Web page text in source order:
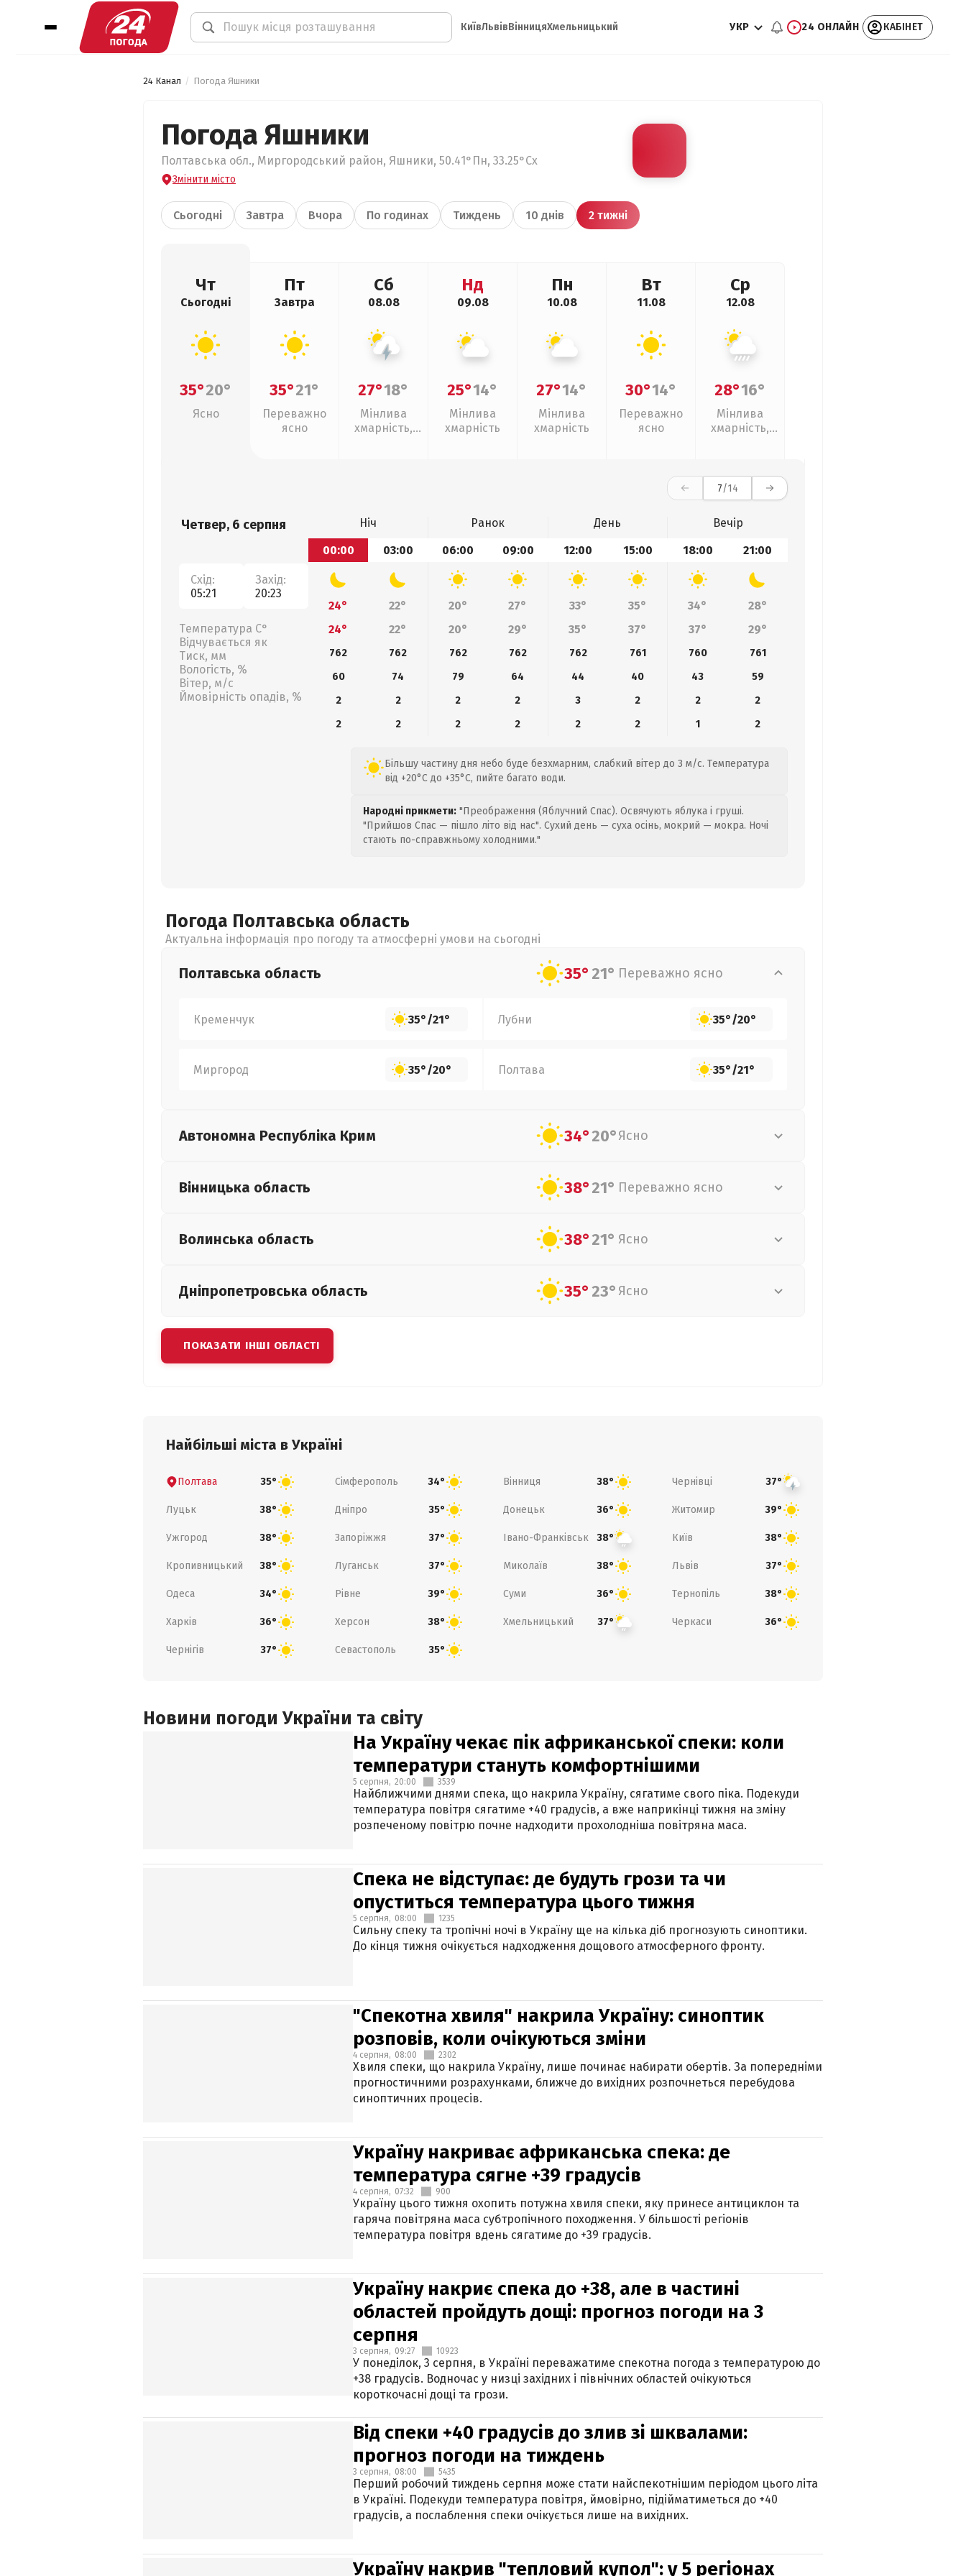
КиївЛьвівВінницяХмельницький УКР 24 ОНЛАЙН КАБІНЕТ
24 Канал Погода Яшники
Погода Яшники
Полтавська обл., Миргородський район, Яшники, 50.41°Пн, 33.25°Сх
Змінити місто
Сьогодні Завтра Вчора По годинах Тиждень 10 днів 2 тижні
Чт
Сьогодні
35°20°
Ясно
Пт
Завтра
35°21°
Переважно
ясно
Сб
08.08
27°18°
Мінлива
хмарність,
Нд
09.08
25°14°
Мінлива
хмарність
Пн
10.08
27°14°
Мінлива
хмарність
Вт
11.08
30°14°
Переважно
ясно
Ср
12.08
28°16°
Мінлива
хмарність,
7/14
Четвер, 6 серпня
Схід:
05:21
Захід:
20:23
Температура С°
Відчувається як
Тиск, мм
Вологість, %
Вітер, м/с
Ймовірність опадів, %
Ніч Ранок День
Вечір
00:00
03:00 06:00 09:00 12:00 15:00 18:00 21:00
24° 22° 20° 27° 33° 35° 34°
28°
24°
22° 20° 29° 35° 37° 37° 29°
762 762 762 762 762 761 760
761
60
74 79 64 44 40 43
59
2
2 2 2 3 2 2
2
2
2 2 2 2 2 1 2
Більшу частину дня небо буде безхмарним, слабкий вітер до 3 м/с. Температура
від +20°C до +35°C, пийте багато води.
Народні прикмети: "Преображення (Яблучний Спас). Освячують яблука і груші.
"Прийшов Спас — пішло літо від нас". Сухий день — суха осінь, мокрий — мокра. Ночі
стають по-справжньому холодними."
Погода Полтавська область
Актуальна інформація про погоду та атмосферні умови на сьогодні
Полтавська область 35°21° Переважно ясно
Кременчук 35°/21° Лубни 35°/20°
Миргород 35°/20° Полтава 35°/21°
Автономна Республіка Крим 34°20°Ясно
Вінницька область 38°21° Переважно ясно
Волинська область 38°21° Ясно
Дніпропетровська область 35°23° Ясно
ПОКАЗАТИ ІНШІ ОБЛАСТІ
Найбільші міста в Україні
Полтава 35° Сімферополь 34° Вінниця 38° Чернівці 37°
Луцьк 38° Дніпро 35° Донецьк 36° Житомир 39°
Ужгород 38° Запоріжжя 37° Івано-Франківськ 38° Київ 38°
Кропивницький 38° Луганськ 37° Миколаїв 38° Львів 37°
Одеса 34° Рівне 39° Суми 36° Тернопіль 38°
Харків 36° Херсон 38° Хмельницький 37° Черкаси 36°
Чернігів 37° Севастополь 35°
Новини погоди України та світу
На Україну чекає пік африканської спеки: коли
температури стануть комфортнішими
5 серпня, 20:00 3539
Найближчими днями спека, що накрила Україну, сягатиме свого піка. Подекуди
температура повітря сягатиме +40 градусів, а вже наприкінці тижня на зміну
розпеченому повітрю почне надходити прохолодніша повітряна маса.
Спека не відступає: де будуть грози та чи
опуститься температура цього тижня
5 серпня, 08:00 1235
Сильну спеку та тропічні ночі в Україну ще на кілька діб прогнозують синоптики.
До кінця тижня очікується надходження дощового атмосферного фронту.
"Спекотна хвиля" накрила Україну: синоптик
розповів, коли очікуються зміни
4 серпня, 08:00 2302
Хвиля спеки, що накрила Україну, лише починає набирати обертів. За попередніми
прогностичними розрахунками, ближче до вихідних розпочнеться перебудова
синоптичних процесів.
Україну накриває африканська спека: де
температура сягне +39 градусів
4 серпня, 07:32 900
Україну цього тижня охопить потужна хвиля спеки, яку принесе антициклон та
гаряча повітряна маса субтропічного походження. У більшості регіонів
температура повітря вдень сягатиме до +39 градусів.
Україну накриє спека до +38, але в частині
областей пройдуть дощі: прогноз погоди на 3
серпня
3 серпня, 09:27 10923
У понеділок, 3 серпня, в Україні переважатиме спекотна погода з температурою до
+38 градусів. Водночас у низці західних і північних областей очікуються
короткочасні дощі та грози.
Від спеки +40 градусів до злив зі шквалами:
прогноз погоди на тиждень
3 серпня, 08:00 5435
Перший робочий тиждень серпня може стати найспекотнішим періодом цього літа
в Україні. Подекуди температура повітря, ймовірно, підійматиметься до +40
градусів, а послаблення спеки очікується лише на вихідних.
Україну накрив "тепловий купол": у 5 регіонах